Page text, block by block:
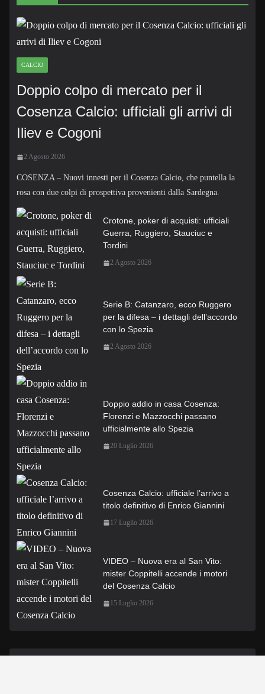
CALCIO
Doppio colpo di mercato per il
Cosenza Calcio: ufficiali gli arrivi di
Iliev e Cogoni
2 Agosto 2026
COSENZA – Nuovi innesti per il Cosenza Calcio, che puntella la
rosa con due colpi di prospettiva provenienti dalla Sardegna.
Crotone, poker di acquisti: ufficiali
Guerra, Ruggiero, Stauciuc e
Tordini
2 Agosto 2026
Serie B: Catanzaro, ecco Ruggero
per la difesa – i dettagli dell’accordo
con lo Spezia
2 Agosto 2026
Doppio addio in casa Cosenza:
Florenzi e Mazzocchi passano
ufficialmente allo Spezia
20 Luglio 2026
Cosenza Calcio: ufficiale l’arrivo a
titolo definitivo di Enrico Giannini
17 Luglio 2026
VIDEO – Nuova era al San Vito:
mister Coppitelli accende i motori
del Cosenza Calcio
15 Luglio 2026